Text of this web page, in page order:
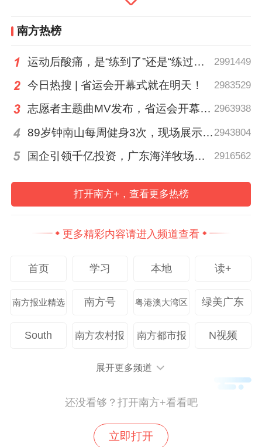
南方热榜
运动后酸痛，是“练到了”还是“练过了”？ 2991449
今日热搜 | 省运会开幕式就在明天！ 2983529
志愿者主题曲MV发布，省运会开幕式“小青荔”准备好了！ 2963938
89岁钟南山每周健身3次，现场展示常用拉力器 2943804
国企引领千亿投资，广东海洋牧场这场会议信息量很大 2916562
打开南方+，查看更多热榜
更多精彩内容请进入频道查看
首页 学习 本地 读+
南方报业精选 南方号 粤港澳大湾区 绿美广东
South 南方农村报 南方都市报 N视频
展开更多频道
还没看够？打开南方+看看吧
立即打开